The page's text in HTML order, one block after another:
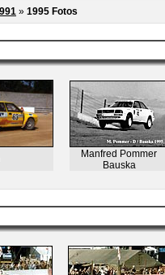
» 1995 Fotos
Manfred Pommer
Bauska